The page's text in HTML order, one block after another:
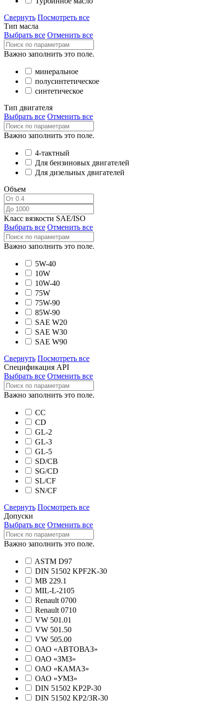
Свернуть Посмотреть все
Тип масла
Выбрать все Отменить все
Важно заполнить это поле.
минеральное
полусинтетическое
синтетическое
Тип двигателя
Выбрать все Отменить все
Важно заполнить это поле.
4-тактный
Для бензиновых двигателей
Для дизельных двигателей
Объем
Класс вязкости SAE/ISO
Выбрать все Отменить все
Важно заполнить это поле.
5W-40
10W
10W-40
75W
75W-90
85W-90
SAE W20
SAE W30
SAE W90
Свернуть Посмотреть все
Спецификация API
Выбрать все Отменить все
Важно заполнить это поле.
CC
CD
GL-2
GL-3
GL-5
SD/CB
SG/CD
SL/CF
SN/CF
Свернуть Посмотреть все
Допуски
Выбрать все Отменить все
Важно заполнить это поле.
ASTM D97
DIN 51502 KPF2K-30
MB 229.1
MIL-L-2105
Renault 0700
Renault 0710
VW 501.01
VW 501.50
VW 505.00
ОАО «АВТОВАЗ»
ОАО «ЗМЗ»
ОАО «КАМАЗ»
ОАО «УМЗ»
DIN 51502 KP2Р-30
DIN 51502 KP2/3R-30